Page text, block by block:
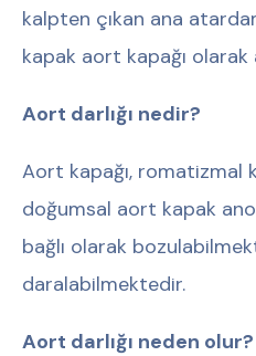
kalpten çıkan ana
kapak aort kapağı olarak
Aort darlığı nedir?
Aort kapağı, romatizmal
doğumsal aort kapak
bağlı olarak
daralabilmektedir.
Aort darlığı neden olur?